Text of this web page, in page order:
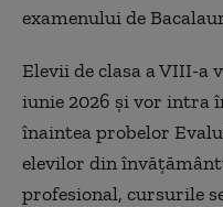
examenului de
Elevii de clasa a VIII-a
iunie 2026 și vor intra
înaintea probelor
elevilor din
profesional, cursurile